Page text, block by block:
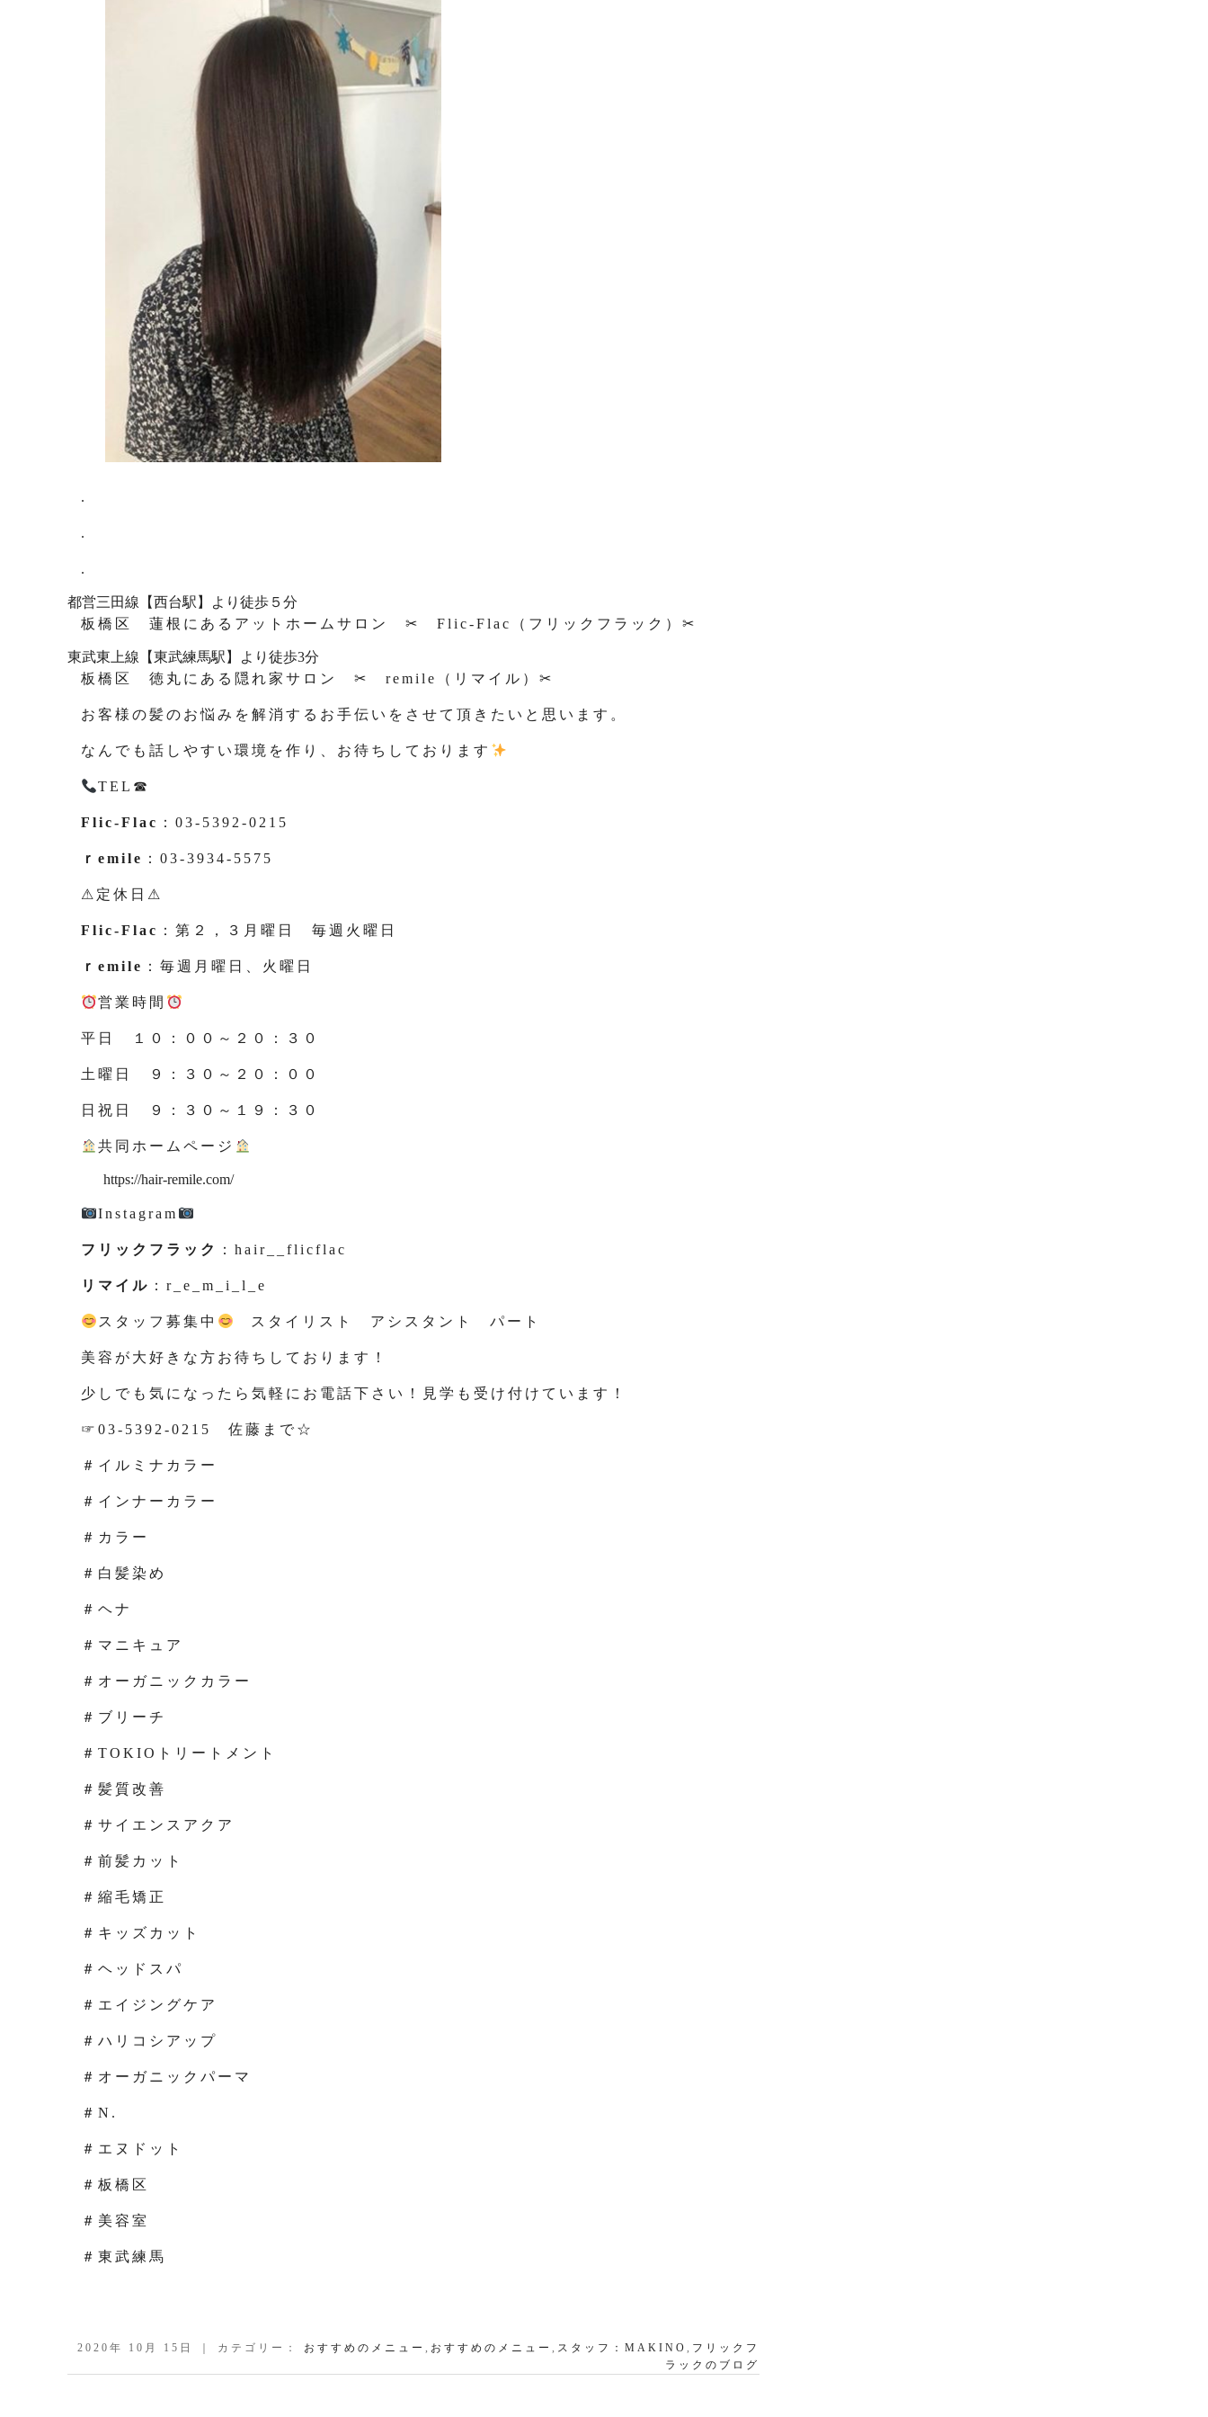
.
.
.
都営三田線【西台駅】より徒歩５分
板橋区 蓮根にあるアットホームサロン ✂ Flic-Flac（フリックフラック）✂
東武東上線【東武練馬駅】より徒歩3分
板橋区 徳丸にある隠れ家サロン ✂ remile（リマイル）✂
お客様の髪のお悩みを解消するお手伝いをさせて頂きたいと思います。
なんでも話しやすい環境を作り、お待ちしております
TEL☎
Flic-Flac ：03-5392-0215
ｒemile ：03-3934-5575
⚠定休日⚠
Flic-Flac ：第２，３月曜日 毎週火曜日
ｒemile ：毎週月曜日、火曜日
営業時間
平日 １０：００～２０：３０
土曜日 ９：３０～２０：００
日祝日 ９：３０～１９：３０
共同ホームページ
https://hair-remile.com/
Instagram
フリックフラック ：hair__flicflac
リマイル ：r_e_m_i_l_e
スタッフ募集中 スタイリスト アシスタント パート
美容が大好きな方お待ちしております！
少しでも気になったら気軽にお電話下さい！見学も受け付けています！
☞03-5392-0215 佐藤まで☆
＃イルミナカラー
＃インナーカラー
＃カラー
＃白髪染め
＃ヘナ
＃マニキュア
＃オーガニックカラー
＃ブリーチ
＃TOKIOトリートメント
＃髪質改善
＃サイエンスアクア
＃前髪カット
＃縮毛矯正
＃キッズカット
＃ヘッドスパ
＃エイジングケア
＃ハリコシアップ
＃オーガニックパーマ
＃N.
＃エヌドット
＃板橋区
＃美容室
＃東武練馬
2020年 10月 15日 ｜ カテゴリー： おすすめのメニュー , おすすめのメニュー , スタッフ：MAKINO , フリックフ
ラックのブログ